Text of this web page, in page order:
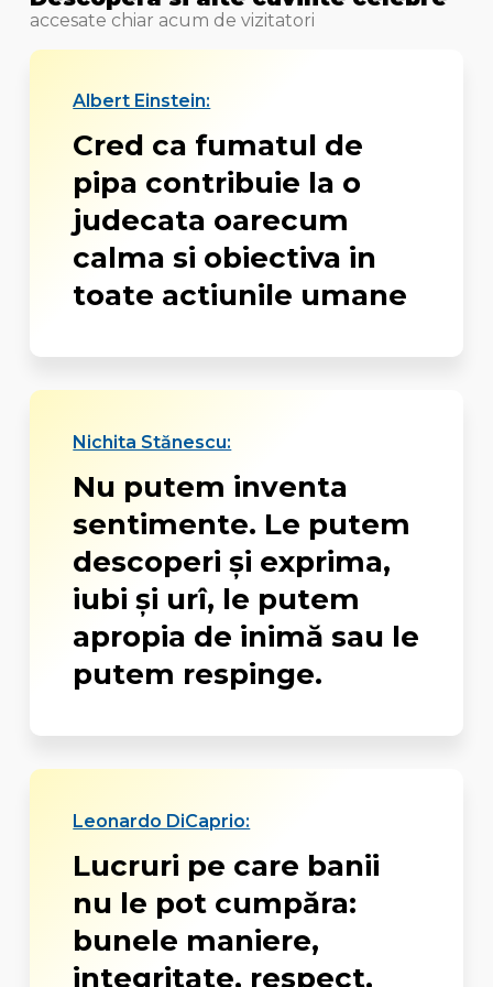
accesate chiar acum de vizitatori
Albert Einstein:
Cred ca fumatul de
pipa contribuie la o
judecata oarecum
calma si obiectiva in
toate actiunile umane
Nichita Stănescu:
Nu putem inventa
sentimente. Le putem
descoperi și exprima,
iubi și urî, le putem
apropia de inimă sau le
putem respinge.
Leonardo DiCaprio:
Lucruri pe care banii
nu le pot cumpăra:
bunele maniere,
integritate, respect,